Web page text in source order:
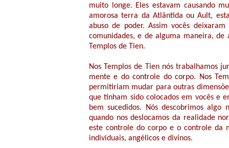
muito longe. Eles estavam causando
amorosa terra da Atlântida ou Ault,
abuso de poder. Assim vocês
comunidades, e de alguma maneira, de
Templos de Tien.
Nos Templos de Tien nós trabalhamos
mente e do controle do corpo. Nos
permitiriam mudar para outras
que tinham sido colocados em vocês e
bem sucedidos. Nós descobrimos algo
quando nos deslocamos da realidade
este controle do corpo e o controle da
individuais, angélicos e divinos.